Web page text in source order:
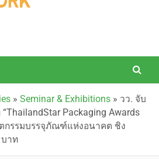
» Seminar & Exhibitions » วว. จับ
Packaging Awards
กรรมบรรจุภัณฑ์แห่งอนาคต ชิง
บาท